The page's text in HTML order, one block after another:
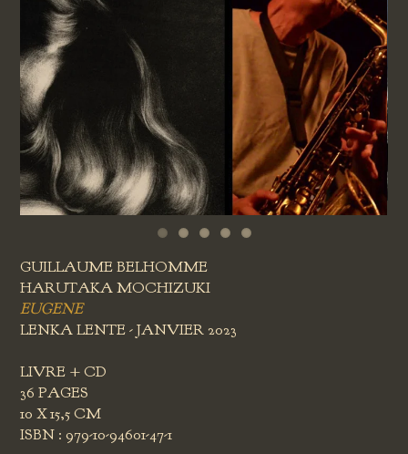
GUILLAUME BELHOMME
HARUTAKA MOCHIZUKI
EUGENE
LENKA LENTE - JANVIER 2023
LIVRE + CD
36 PAGES
10 X 15,5 CM
ISBN : 979-10-94601-47-1